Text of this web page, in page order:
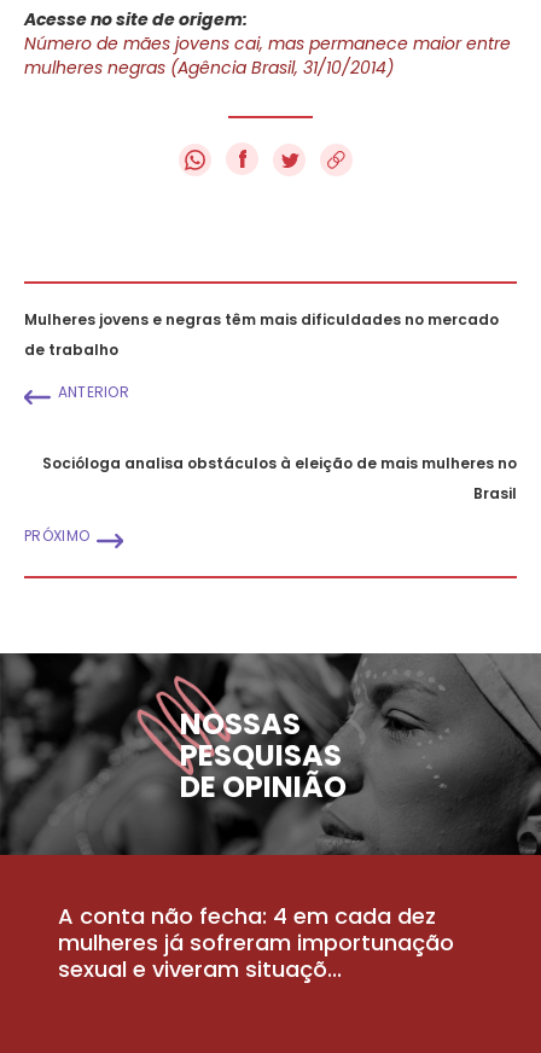
Acesse no site de origem:
Número de mães jovens cai, mas permanece maior entre
mulheres negras (Agência Brasil, 31/10/2014)
f
Mulheres jovens e negras têm mais dificuldades no mercado
de trabalho
ANTERIOR
Socióloga analisa obstáculos à eleição de mais mulheres no
Brasil
PRÓXIMO
NOSSAS
PESQUISAS
DE OPINIÃO
A conta não fecha: 4 em cada dez
mulheres já sofreram importunação
sexual e viveram situaçõ...